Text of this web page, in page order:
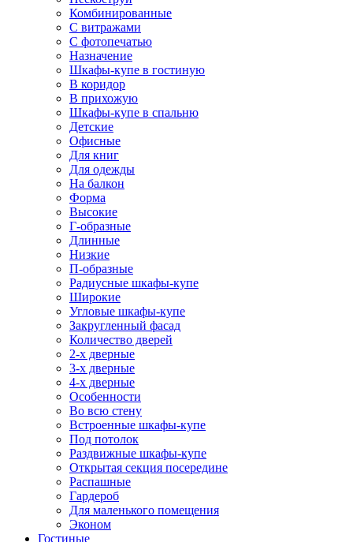
Комбинированные
С витражами
С фотопечатью
Назначение
Шкафы-купе в гостиную
В коридор
В прихожую
Шкафы-купе в спальню
Детские
Офисные
Для книг
Для одежды
На балкон
Форма
Высокие
Г-образные
Длинные
Низкие
П-образные
Радиусные шкафы-купе
Широкие
Угловые шкафы-купе
Закругленный фасад
Количество дверей
2-х дверные
3-х дверные
4-х дверные
Особенности
Во всю стену
Встроенные шкафы-купе
Под потолок
Раздвижные шкафы-купе
Открытая секция посередине
Распашные
Гардероб
Для маленького помещения
Эконом
Гостиные